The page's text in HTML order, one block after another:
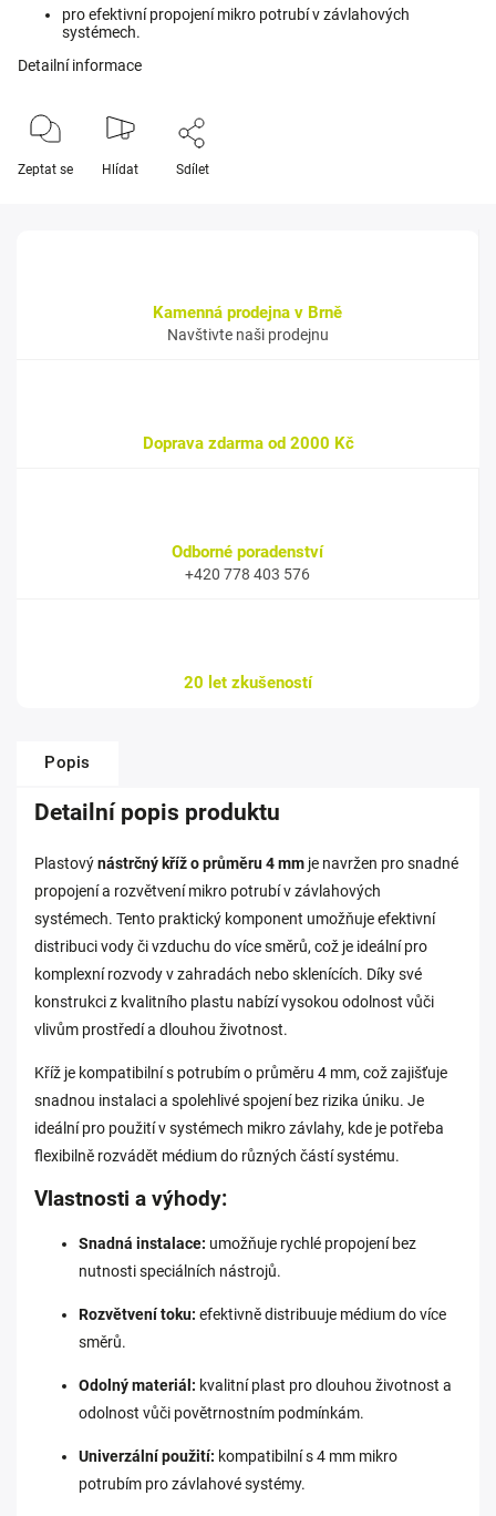
pro efektivní propojení mikro potrubí v závlahových
systémech.
Detailní informace
Zeptat se Hlídat Sdílet
Kamenná prodejna v Brně
Navštivte naši prodejnu
Doprava zdarma od 2000 Kč
Odborné poradenství
+420 778 403 576
20 let zkušeností
Popis
Detailní popis produktu
Plastovýnástrčný kříž o průměru 4 mm je navržen pro snadné
propojení a rozvětvení mikro potrubí v závlahových
systémech. Tento praktický komponent umožňuje efektivní
distribuci vody či vzduchu do více směrů, což je ideální pro
komplexní rozvody v zahradách nebo sklenících. Díky své
konstrukci z kvalitního plastu nabízí vysokou odolnost vůči
vlivům prostředí a dlouhou životnost.
Kříž je kompatibilní s potrubím o průměru 4 mm, což zajišťuje
snadnou instalaci a spolehlivé spojení bez rizika úniku. Je
ideální pro použití v systémech mikro závlahy, kde je potřeba
flexibilně rozvádět médium do různých částí systému.
Vlastnosti a výhody:
Snadná instalace: umožňuje rychlé propojení bez
nutnosti speciálních nástrojů.
Rozvětvení toku: efektivně distribuuje médium do více
směrů.
Odolný materiál: kvalitní plast pro dlouhou životnost a
odolnost vůči povětrnostním podmínkám.
Univerzální použití: kompatibilní s 4 mm mikro
potrubím pro závlahové systémy.